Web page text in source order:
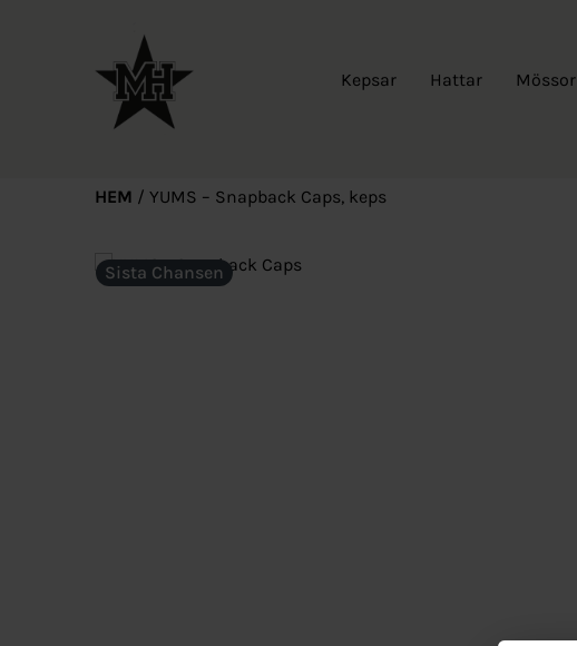
Kepsar Hattar Mössor
HEM / YUMS – Snapback Caps, keps
Sista Chansen